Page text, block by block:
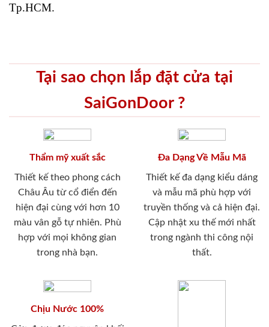
Tp.HCM.
Tại sao chọn lắp đặt cửa tại
SaiGonDoor ?
Thẩm mỹ xuất sắc
Thiết kế theo phong cách
Châu Âu từ cổ điển đến
hiện đại cùng với hơn 10
màu vân gỗ tự nhiên. Phù
hợp với mọi không gian
trong nhà bạn.
Đa Dạng Về Mẫu Mã
Thiết kế đa dạng kiểu dáng
và mẫu mã phù hợp với
truyền thống và cả hiện đại.
Cập nhật xu thế mới nhất
trong ngành thi công nội
thất.
Chịu Nước 100%